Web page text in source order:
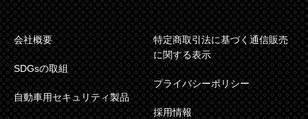
会社概要
SDGsの取組
自動車用セキュリティ製品
特定商取引法に基づく通信販売
に関する表示
プライバシーポリシー
採用情報